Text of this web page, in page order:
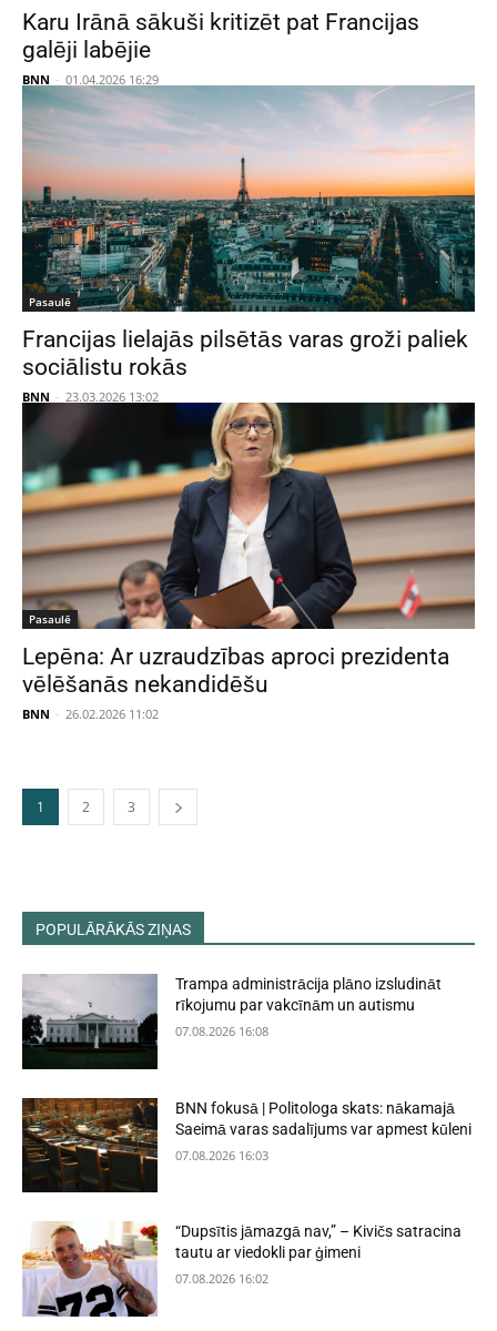
Karu Irānā sākuši kritizēt pat Francijas
galēji labējie
BNN - 01.04.2026 16:29
Pasaulē
Francijas lielajās pilsētās varas groži paliek
sociālistu rokās
BNN - 23.03.2026 13:02
Pasaulē
Lepēna: Ar uzraudzības aproci prezidenta
vēlēšanās nekandidēšu
BNN - 26.02.2026 11:02
1 2 3
POPULĀRĀKĀS ZIŅAS
Trampa administrācija plāno izsludināt
rīkojumu par vakcīnām un autismu
07.08.2026 16:08
BNN fokusā | Politologa skats: nākamajā
Saeimā varas sadalījums var apmest kūleni
07.08.2026 16:03
“Dupsītis jāmazgā nav,” – Kivičs satracina
tautu ar viedokli par ģimeni
07.08.2026 16:02